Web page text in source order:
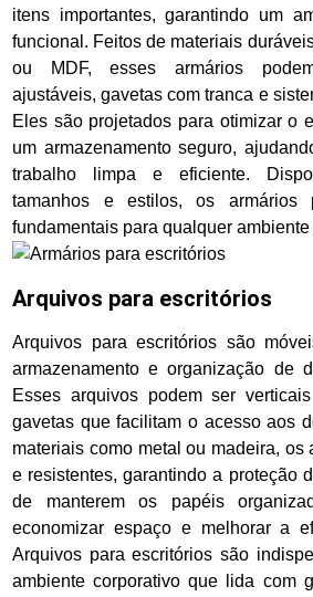
itens importantes, garantindo um
funcional. Feitos de materiais
ou MDF, esses armários
ajustáveis, gavetas com tranca e
Eles são projetados para otimizar o
um armazenamento seguro,
trabalho limpa e eficiente.
tamanhos e estilos, os armários
fundamentais para qualquer
Arquivos para escritórios
Arquivos para escritórios são
armazenamento e organização de
Esses arquivos podem ser
gavetas que facilitam o acesso aos
materiais como metal ou madeira, os
e resistentes, garantindo a proteção
de manterem os papéis
economizar espaço e melhorar a
Arquivos para escritórios são
ambiente corporativo que lida com